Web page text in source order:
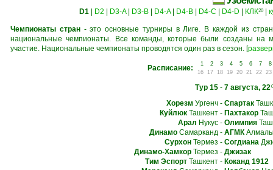
D1| D2 D3-A| D3-B| D4-A| D4-B| D4-C D4-D КЛК20|
Чемпионаты стран- это основные турниры в Лиге. В каждой из
национальные чемпионаты. Все команды, которые были созданы на
участие. Национальные чемпионаты проводятся один раз в сезон. [
Расписание: 1 2 3 4 5 6 7
8
16
17 18 19 20 21 22 23
Тур 15- 7 августа, 22
Хорезм Ургенч- Спартак
КуйлюкТашкент- Пахтакор
Арал Нукус- Олимпия
ДинамоСамарканд- АГМК
СурхонТермез - Согдиана
Динамо-ХамкорТермез - Джизак
Тим ЭспортТашкент- Коканд 1912